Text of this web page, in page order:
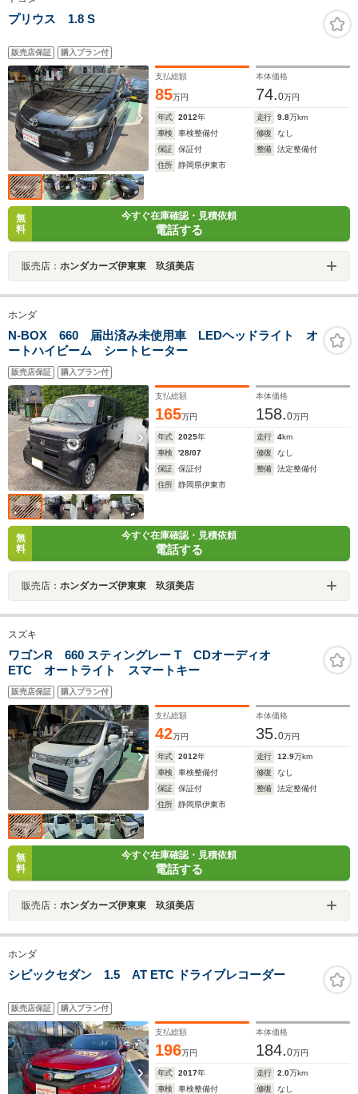
プリウス 1.8 S
販売店保証 購入プラン付
支払総額
85万円
本体価格
74.0万円
年式 2012年 走行 9.8万km
車検
車検整備付 修復
なし
保証
保証付 整備
法定整備付
住所
静岡県伊東市
無
料
今すぐ在庫確認・見積依頼
電話する
販売店： ホンダカーズ伊東東 玖須美店
ホンダ
N-BOX 660 届出済み未使用車 LEDヘッドライト オ
ートハイビーム シートヒーター
販売店保証 購入プラン付
支払総額
165万円
本体価格
158.0万円
年式 2025年 走行 4km
車検
'28/07 修復
なし
保証
保証付 整備
法定整備付
住所
静岡県伊東市
無
料
今すぐ在庫確認・見積依頼
電話する
販売店： ホンダカーズ伊東東 玖須美店
スズキ
ワゴンR 660 スティングレー T CDオーディオ
ETC オートライト スマートキー
販売店保証 購入プラン付
支払総額
42万円
本体価格
35.0万円
年式 2012年 走行 12.9万km
車検
車検整備付 修復
なし
保証
保証付 整備
法定整備付
住所
静岡県伊東市
無
料
今すぐ在庫確認・見積依頼
電話する
販売店： ホンダカーズ伊東東 玖須美店
ホンダ
シビックセダン 1.5 AT ETC ドライブレコーダー
販売店保証 購入プラン付
支払総額
196万円
本体価格
184.0万円
年式 2017年 走行 2.0万km
車検
車検整備付 修復
なし